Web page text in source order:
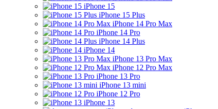
iPhone 15
iPhone 15 Plus
iPhone 14 Pro Max
iPhone 14 Pro
iPhone 14 Plus
iPhone 14
iPhone 13 Pro Max
iPhone 12 Pro Max
iPhone 13 Pro
iPhone 13 mini
iPhone 12 Pro
iPhone 13